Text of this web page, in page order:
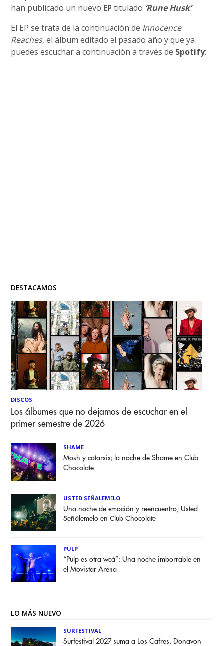
han publicado un nuevo EP titulado ‘Rune Husk’.
El EP se trata de la continuación de Innocence
Reaches, el álbum editado el pasado año y que ya
puedes escuchar a continuación a través de Spotify:
DESTACAMOS
DISCOS
Los álbumes que no dejamos de escuchar en el
primer semestre de 2026
SHAME
Mosh y catarsis; la noche de Shame en Club
Chocolate
USTED SEÑALEMELO
Una noche de emoción y reencuentro; Usted
Señálemelo en Club Chocolate
PULP
“Pulp es otra weá”: Una noche imborrable en
el Movistar Arena
LO MÁS NUEVO
SURFESTIVAL
Surfestival 2027 suma a Los Cafres, Donavon